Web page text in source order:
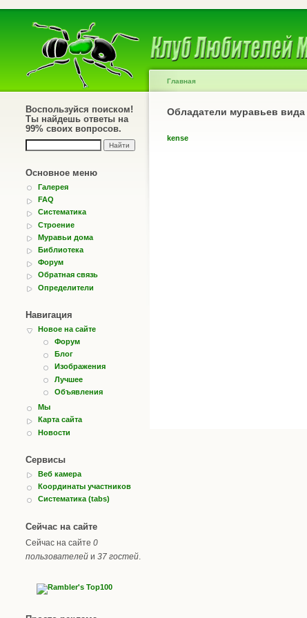
Воспользуйся поиском!
Ты найдешь ответы на
99% своих вопросов.
Основное меню
Галерея
FAQ
Систематика
Строение
Муравьи дома
Библиотека
Форум
Обратная связь
Определители
Навигация
Новое на сайте
Форум
Блог
Изображения
Лучшее
Объявления
Мы
Карта сайта
Новости
Сервисы
Веб камера
Координаты участников
Систематика (tabs)
Сейчас на сайте
Сейчас на сайте 0
пользователей и 37 гостей
Главная
Обладатели муравьев вида
kense